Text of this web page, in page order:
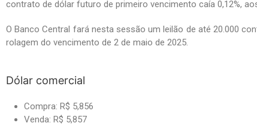
contrato de dólar futuro de primeiro vencimento caía 0,12%,
O Banco Central fará nesta sessão um leilão de até 20.000
rolagem do vencimento de 2 de maio de 2025.
Dólar comercial
Compra: R$ 5,856
Venda: R$ 5,857